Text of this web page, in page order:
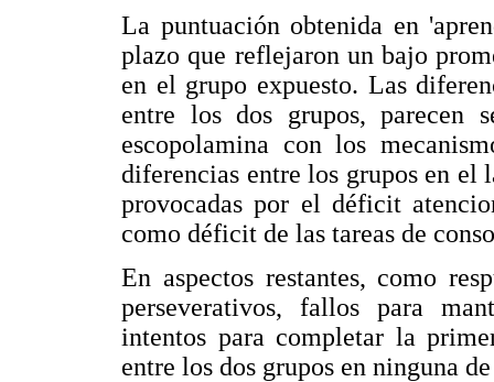
La puntuación obtenida en
plazo que reflejaron un bajo
en el grupo expuesto. Las
entre los dos grupos, parecen
escopolamina con los
diferencias entre los grupos en el
provocadas por el déficit
como déficit de las tareas de
En aspectos restantes, como
perseverativos, fallos para
intentos para completar la
entre los dos grupos en ninguna